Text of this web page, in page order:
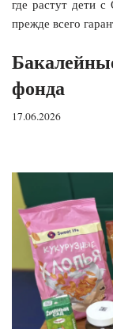
где растут дети
прежде всего
фонда
17.06.2026